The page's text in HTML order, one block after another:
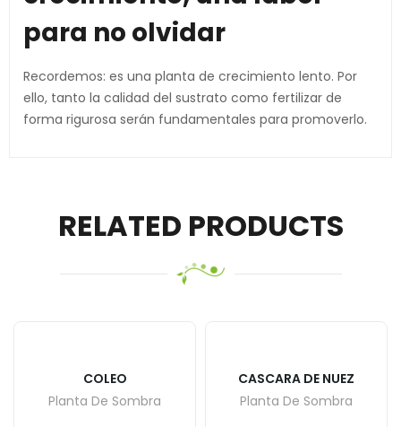
para no olvidar
Recordemos: es una planta de crecimiento lento. Por
ello, tanto la calidad del sustrato como fertilizar de
forma rigurosa serán fundamentales para promoverlo.
RELATED PRODUCTS
COLEO
Planta De Sombra
CASCARA DE NUEZ
Planta De Sombra